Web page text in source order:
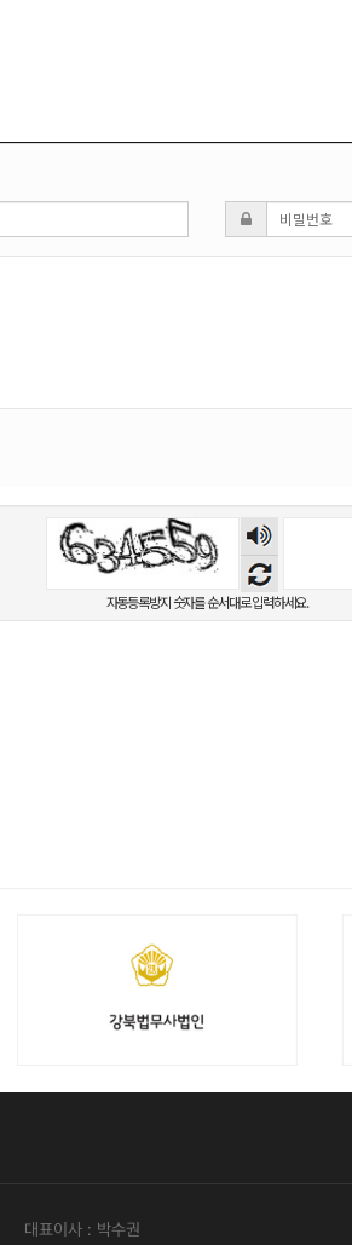
숫자
음성
듣기
자동등록방지 숫자를 순서대로 입력하세요.
대표이사 : 박수권